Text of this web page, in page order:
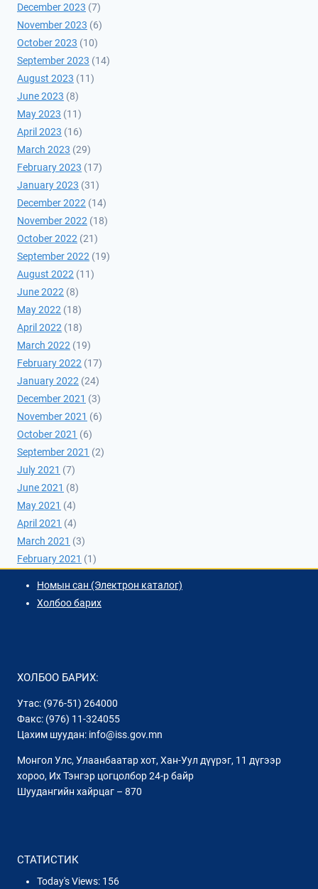
December 2023 (7)
November 2023 (6)
October 2023 (10)
September 2023 (14)
August 2023 (11)
June 2023 (8)
May 2023 (11)
April 2023 (16)
March 2023 (29)
February 2023 (17)
January 2023 (31)
December 2022 (14)
November 2022 (18)
October 2022 (21)
September 2022 (19)
August 2022 (11)
June 2022 (8)
May 2022 (18)
April 2022 (18)
March 2022 (19)
February 2022 (17)
January 2022 (24)
December 2021 (3)
November 2021 (6)
October 2021 (6)
September 2021 (2)
July 2021 (7)
June 2021 (8)
May 2021 (4)
April 2021 (4)
March 2021 (3)
February 2021 (1)
Номын сан (Электрон каталог)
Холбоо барих
ХОЛБОО БАРИХ:
Утас: (976-51) 264000
Факс: (976) 11-324055
Цахим шуудан: info@iss.gov.mn
Монгол Улс, Улаанбаатар хот, Хан-Уул дүүрэг, 11 дүгээр
хороо, Их Тэнгэр цогцолбор 24-р байр
Шуудангийн хайрцаг – 870
СТАТИСТИК
Today's Views: 156